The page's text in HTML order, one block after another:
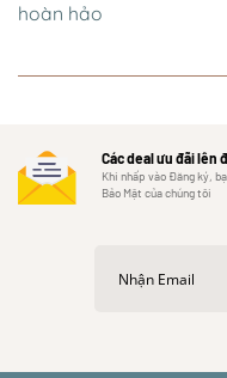
hoàn hảo
Các deal ưu đãi lên
Khi nhấp vào Đăng ký,
Bảo Mật của chúng tôi